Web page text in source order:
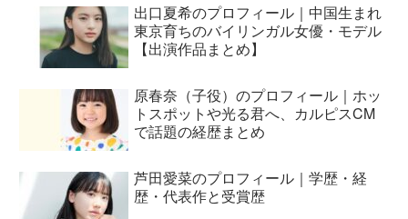
出口夏希のプロフィール｜中国生まれ
東京育ちのバイリンガル女優・モデル
【出演作品まとめ】
原春奈（子役）のプロフィール｜ホッ
トスポットや光る君へ、カルピスCM
で話題の経歴まとめ
芦田愛菜のプロフィール｜学歴・経
歴・代表作と受賞歴